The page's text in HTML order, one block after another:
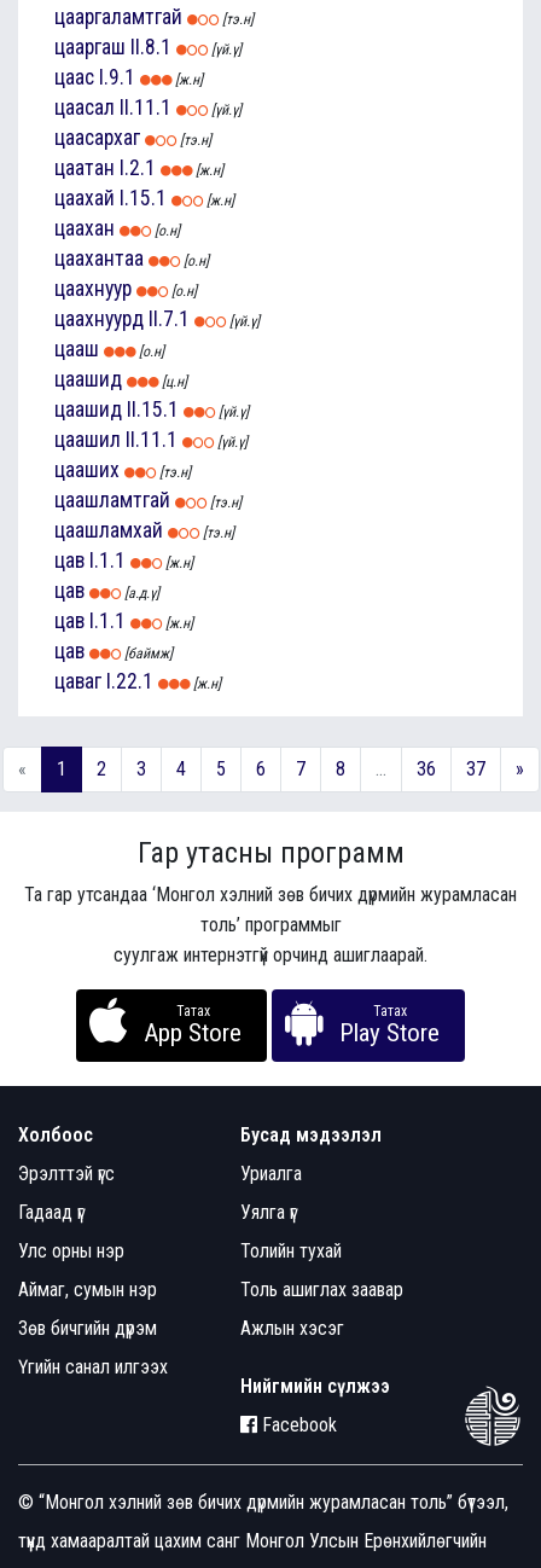
цааргаламтгай [тэ.н]
цааргаш II.8.1 [үй.ү]
цаас I.9.1 [ж.н]
цаасал II.11.1 [үй.ү]
цаасархаг [тэ.н]
цаатан I.2.1 [ж.н]
цаахай I.15.1 [ж.н]
цаахан [о.н]
цаахантаа [о.н]
цаахнуур [о.н]
цаахнуурд II.7.1 [үй.ү]
цааш [о.н]
цаашид [ц.н]
цаашид II.15.1 [үй.ү]
цаашил II.11.1 [үй.ү]
цааших [тэ.н]
цаашламтгай [тэ.н]
цаашламхай [тэ.н]
цав I.1.1 [ж.н]
цав [а.д.ү]
цав I.1.1 [ж.н]
цав [баймж]
цаваг I.22.1 [ж.н]
« 1 2 3 4 5 6 7 8 ... 36 37 »
Гар утасны программ
Та гар утсандаа ‘Монгол хэлний зөв бичих дүрмийн журамласан
толь’ программыг
суулгаж интернэтгүй орчинд ашиглаарай.
Татах
App Store
Татах
Play Store
Холбоос
Эрэлттэй үгс
Гадаад үг
Улс орны нэр
Аймаг, сумын нэр
Зөв бичгийн дүрэм
Үгийн санал илгээх
Бусад мэдээлэл
Уриалга
Уялга үг
Толийн тухай
Толь ашиглах заавар
Ажлын хэсэг
Нийгмийн сүлжээ
Facebook
© “Монгол хэлний зөв бичих дүрмийн журамласан толь” бүтээл,
түүнд хамааралтай цахим санг Монгол Улсын Ерөнхийлөгчийн